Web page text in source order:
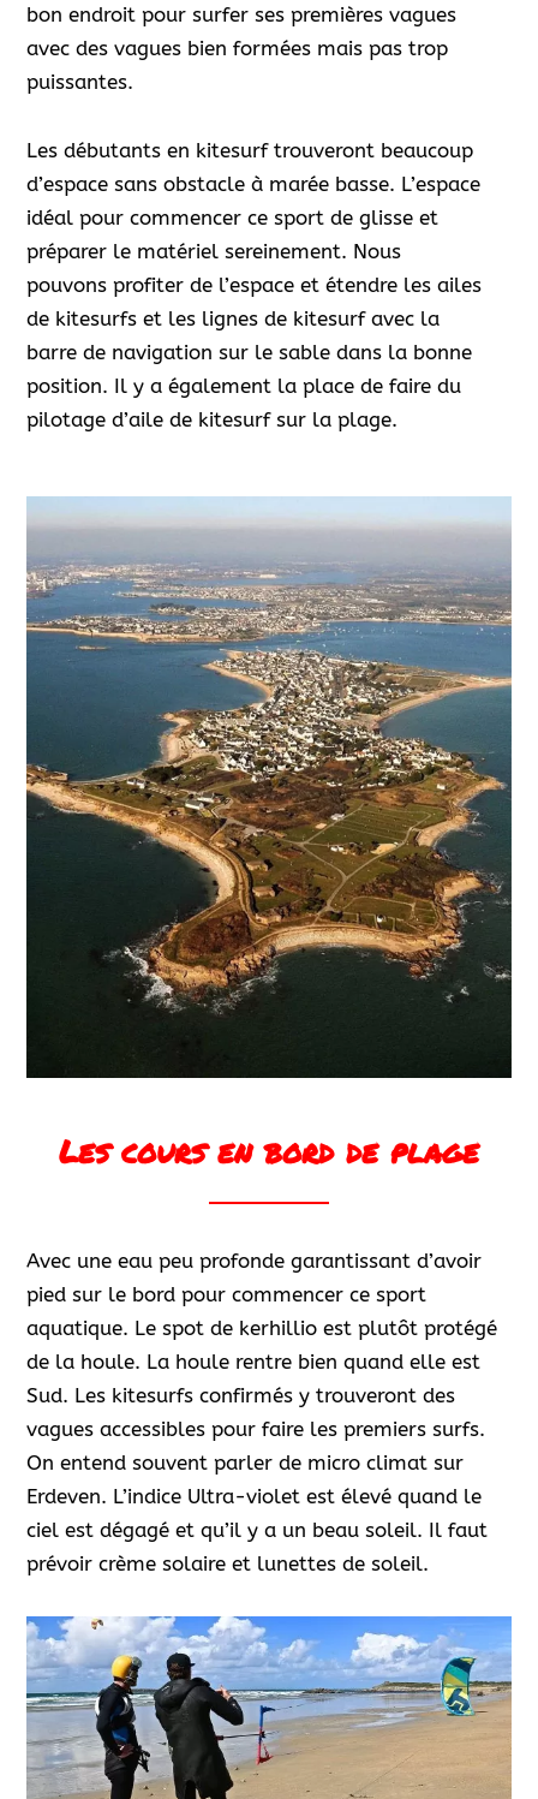
bon endroit pour surfer ses premières vagues
avec des vagues bien formées mais pas trop
puissantes.
Les débutants en kitesurf trouveront beaucoup
d’espace sans obstacle à marée basse. L’espace
idéal pour commencer ce sport de glisse et
préparer le matériel sereinement. Nous
pouvons profiter de l’espace et étendre les ailes
de kitesurfs et les lignes de kitesurf avec la
barre de navigation sur le sable dans la bonne
position. Il y a également la place de faire du
pilotage d’aile de kitesurf sur la plage.
Les cours en bord de plage
Avec une eau peu profonde garantissant d’avoir
pied sur le bord pour commencer ce sport
aquatique. Le spot de kerhillio est plutôt protégé
de la houle. La houle rentre bien quand elle est
Sud. Les kitesurfs confirmés y trouveront des
vagues accessibles pour faire les premiers surfs.
On entend souvent parler de micro climat sur
Erdeven. L’indice Ultra-violet est élevé quand le
ciel est dégagé et qu’il y a un beau soleil. Il faut
prévoir crème solaire et lunettes de soleil.